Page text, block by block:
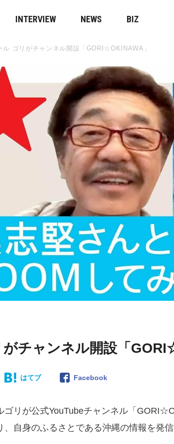
INTERVIEW NEWS BIZ
ル ゴリがチャンネル開設「GORI☆OKINAWA」
チャンネル開設「
はてブ Facebook
ゴリが公式YouTubeチャンネル「
、自身のふるさとである沖縄の情報を発